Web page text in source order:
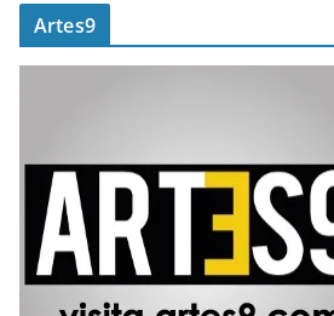
Artes9